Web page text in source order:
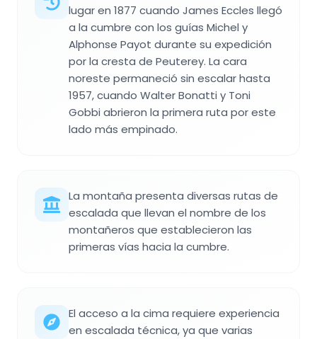
lugar en 1877 cuando James Eccles llegó
a la cumbre con los guías Michel y
Alphonse Payot durante su expedición
por la cresta de Peuterey. La cara
noreste permaneció sin escalar hasta
1957, cuando Walter Bonatti y Toni
Gobbi abrieron la primera ruta por este
lado más empinado.
La montaña presenta diversas rutas de
escalada que llevan el nombre de los
montañeros que establecieron las
primeras vías hacia la cumbre.
El acceso a la cima requiere experiencia
en escalada técnica, ya que varias